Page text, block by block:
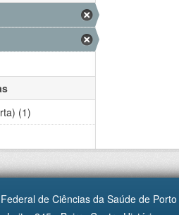
(1)
de Ciências da Saúde de